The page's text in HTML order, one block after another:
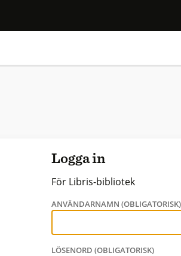
Logga in
För Libris-bibliotek
ANVÄNDARNAMN (OBLIGATORISK)
LÖSENORD (OBLIGATORISK)